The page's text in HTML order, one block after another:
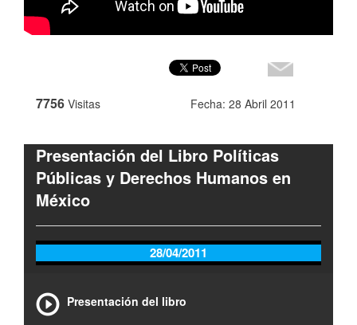
7756 Visitas Fecha: 28 Abril 2011
Presentación del Libro Políticas
Públicas y Derechos Humanos en
México
28/04/2011
Presentación del libro